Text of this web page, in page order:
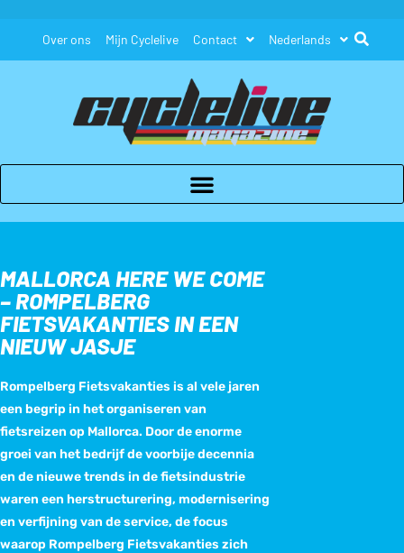
Over ons Mijn Cyclelive Contact Nederlands
MALLORCA HERE WE COME
– ROMPELBERG
FIETSVAKANTIES IN EEN
NIEUW JASJE
Rompelberg Fietsvakanties is al vele jaren
een begrip in het organiseren van
fietsreizen op Mallorca. Door de enorme
groei van het bedrijf de voorbije decennia
en de nieuwe trends in de fietsindustrie
waren een herstructurering, modernisering
en verfijning van de service, de focus
waarop Rompelberg Fietsvakanties zich